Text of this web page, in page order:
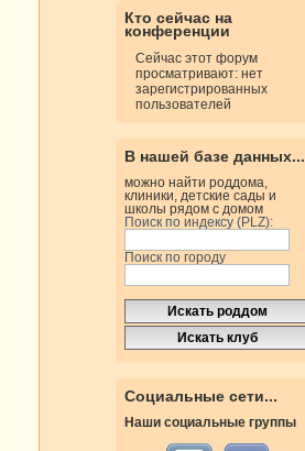
Кто сейчас на
конференции
Сейчас этот форум
просматривают: нет
зарегистрированных
пользователей
В нашей базе данных...
можно найти роддома,
клиники, детские сады и
школы рядом с домом
Поиск по индексу (PLZ):
Поиск по городу
Социальные сети...
Наши социальные группы